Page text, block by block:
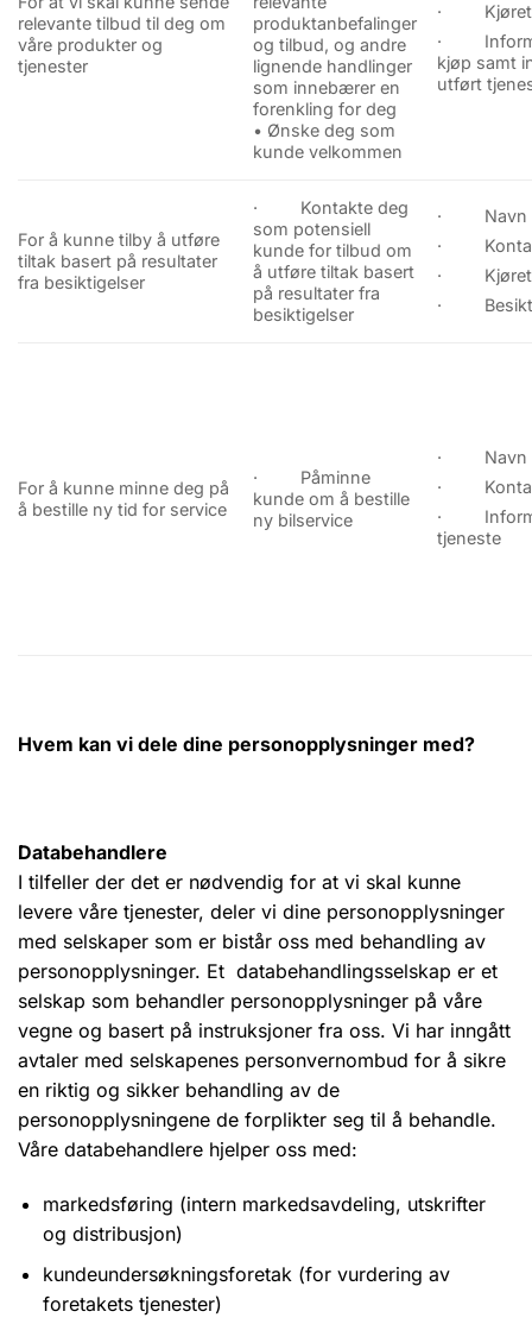
relevante tilbud til deg om
våre produkter og
tjenester
produktanbefalinger
og tilbud, og andre
lignende handlinger
som innebærer en
forenkling for deg
• Ønske deg som
kunde velkommen
·
·
kjøp samt
utført
For å kunne tilby å utføre
tiltak basert på resultater
fra besiktigelser
· Kontakte deg
som potensiell
kunde for tilbud om
å utføre tiltak basert
på resultater fra
besiktigelser
· Navn
·
·
·
For å kunne minne deg på
å bestille ny tid for service
· Påminne
kunde om å bestille
ny bilservice
· Navn
·
·
tjeneste
Hvem kan vi dele dine personopplysninger med?
Databehandlere
I tilfeller der det er nødvendig for at vi skal kunne
levere våre tjenester, deler vi dine personopplysninger
med selskaper som er bistår oss med behandling av
personopplysninger. Et databehandlingsselskap er et
selskap som behandler personopplysninger på våre
vegne og basert på instruksjoner fra oss. Vi har inngått
avtaler med selskapenes personvernombud for å sikre
en riktig og sikker behandling av de
personopplysningene de forplikter seg til å behandle.
Våre databehandlere hjelper oss med:
markedsføring (intern markedsavdeling, utskrifter
og distribusjon)
kundeundersøkningsforetak (for vurdering av
foretakets tjenester)